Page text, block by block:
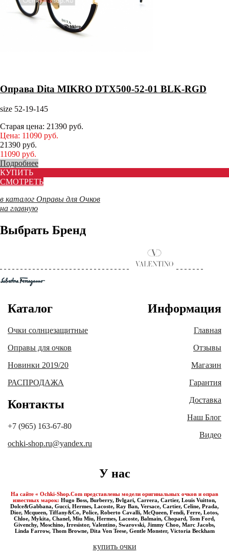
Оправа Dita MIKRO DTX500-52-01 BLK-RGD
size 52-19-145
Старая цена: 21390 руб.
Цена: 11090 руб.
21390 руб.
11090 руб.
Подробнее
КУПИТЬ
СМОТРЕТЬ
в каталог Оправы для Очков
на главную
Выбрать Бренд
Каталог
Очки солнцезащитные
Оправы для очков
Новинки 2019/20
РАСПРОДАЖА
Контакты
+7 (965) 163-67-80
ochki-shop.ru@yandex.ru
Информация
Главная
Отзывы
Магазин
Гарантия
Доставка
Наш Блог
Видео
У нас
На сайте « Ochki-Shop.Com представлены модели оригинальных очков и оправ
известных марок: Hugo Boss, Burberry, Bvlgari, Carrera, Cartier, Louis Vuitton,
Dolce&Gabbana, Gucci, Hermes, Lacoste, Ray Ban, Versace, Cartier, Celine, Prada,
Dior, Mcqueen, Tiffany&Co, Police, Roberto Cavalli, McQueen, Fendi, Ferre, Lotos,
Chloe, Mykita, Chanel, Miu Miu, Hermes, Lacoste, Balmain, Chopard, Tom Ford,
Givenchy, Moschino, Irresistor, Valentino, Swarovski, Jimmy Choo, Marc Jacobs,
Linda Farrow, Thom Browne, Dita Von Teese, Gentle Monster, Victoria Beckham
купить очки